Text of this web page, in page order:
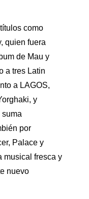
como
quien fuera
de Mau y
a tres Latin
a LAGOS,
y
suma
por
Palace y
musical fresca y
nuevo